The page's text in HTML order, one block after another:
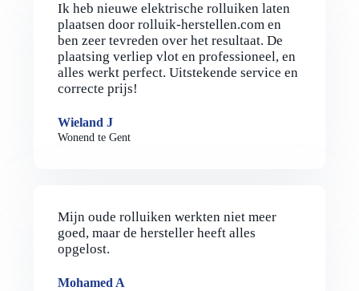
Ik heb nieuwe elektrische rolluiken laten
plaatsen door rolluik-herstellen.com en
ben zeer tevreden over het resultaat. De
plaatsing verliep vlot en professioneel, en
alles werkt perfect. Uitstekende service en
correcte prijs!
Wieland J
Wonend te Gent
Mijn oude rolluiken werkten niet meer
goed, maar de hersteller heeft alles
opgelost.
Mohamed A